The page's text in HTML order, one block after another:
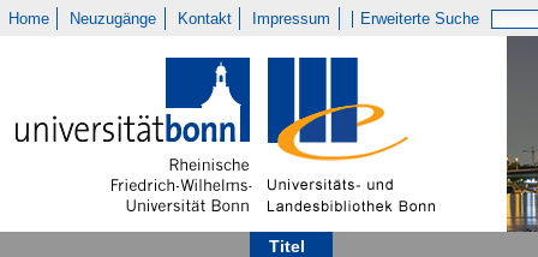
Home Neuzugänge Kontakt Impressum Erweiterte Suche
Titel